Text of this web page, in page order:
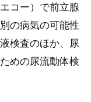
コー）で前立腺
の病気の可能性
検査のほか、尿
めの尿流動体検